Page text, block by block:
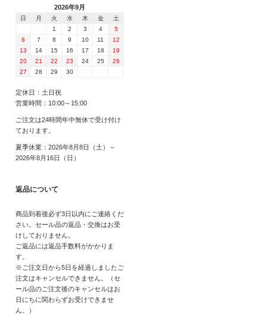
2026年9月
日 月 火 水 木 金
土
1
2 3 4
5
6
7 8 9 10 11
12
13
14 15 16 17 18
19
20
21 22 23 24 25
26
27
28 29 30
定休日：土日祝
営業時間：10:00～15:00
ご注文は24時間年中無休で受け付け
ております。
夏季休業：2026年8月8日（土）～
2026年8月16日（日）
返品について
商品到着後必ず3日以内にご連絡くだ
さい。セール品の返品・交換はお受
けしておりません。
ご返品には返品手数料がかかりま
す。
※ご注文日から5日を経過しましたご
注文はキャンセルできません。（セ
ール品のご注文後のキャンセルはお
日にちに関わらずお受けできませ
ん。）